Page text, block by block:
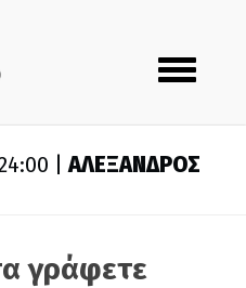
Toggle
navigation
|ΑΛΕΞΑΝΔΡΟΣ
γράφετε